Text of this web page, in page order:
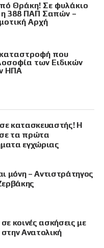
Θράκη! Σε φυλάκιο
388 ΠΑΠ Σαπών –
Αρχή
που
των Ειδικών
ΗΠΑ
κατασκευαστής! Η
τα πρώτα
εγχώριας
μόνη – Αντιστράτηγος
κοινές ασκήσεις με
Ανατολική